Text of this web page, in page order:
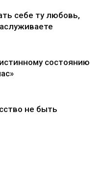
себе ту любовь,
состоянию
не быть